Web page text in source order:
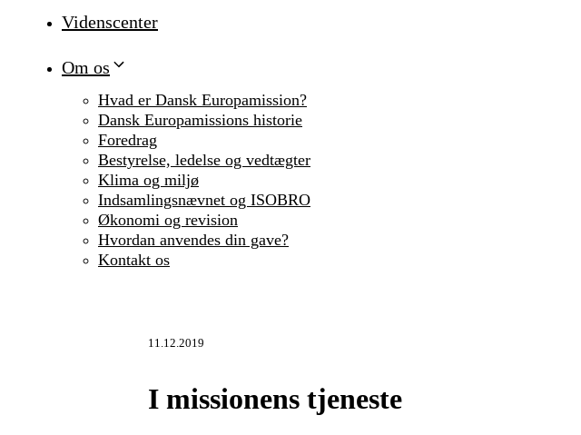
Videnscenter
Om os
Hvad er Dansk Europamission?
Dansk Europamissions historie
Foredrag
Bestyrelse, ledelse og vedtægter
Klima og miljø
Indsamlingsnævnet og ISOBRO
Økonomi og revision
Hvordan anvendes din gave?
Kontakt os
11.12.2019
I missionens tjeneste